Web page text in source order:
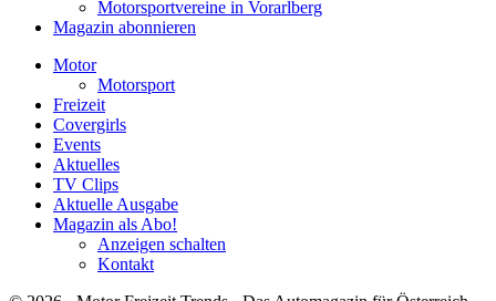
Motorsportvereine in Vorarlberg
Magazin abonnieren
Motor
Motorsport
Freizeit
Covergirls
Events
Aktuelles
TV Clips
Aktuelle Ausgabe
Magazin als Abo!
Anzeigen schalten
Kontakt